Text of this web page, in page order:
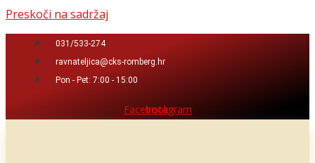
Preskoči na sadržaj
031/533-274
ravnateljica@cks-romberg.hr
Pon - Pet: 7:00 - 15:00
FacebookInstagram